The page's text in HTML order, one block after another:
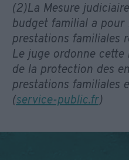
(2)La Mesure
budget familial a
prestations familiales
Le juge ordonne cette
de la protection des
prestations familiales
(service-public.fr)